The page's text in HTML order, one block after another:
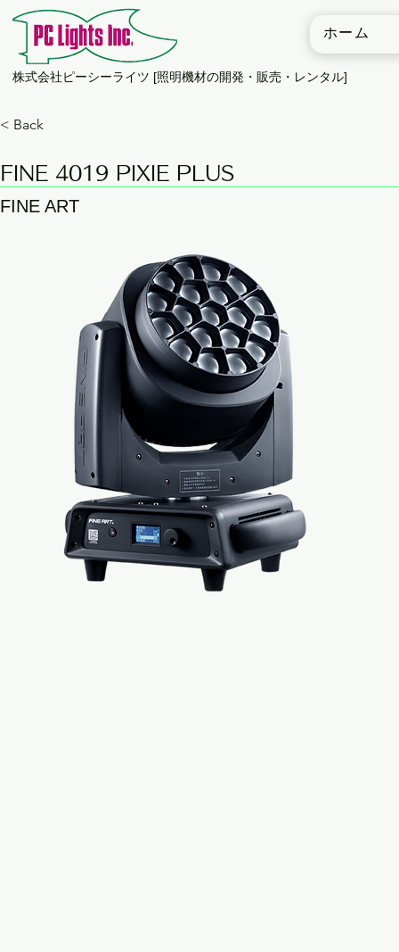
ホーム
​株式会社ピーシーライツ [照明機材の開発・販売・レンタル]
< Back
FINE 4019 PIXIE PLUS
FINE ART